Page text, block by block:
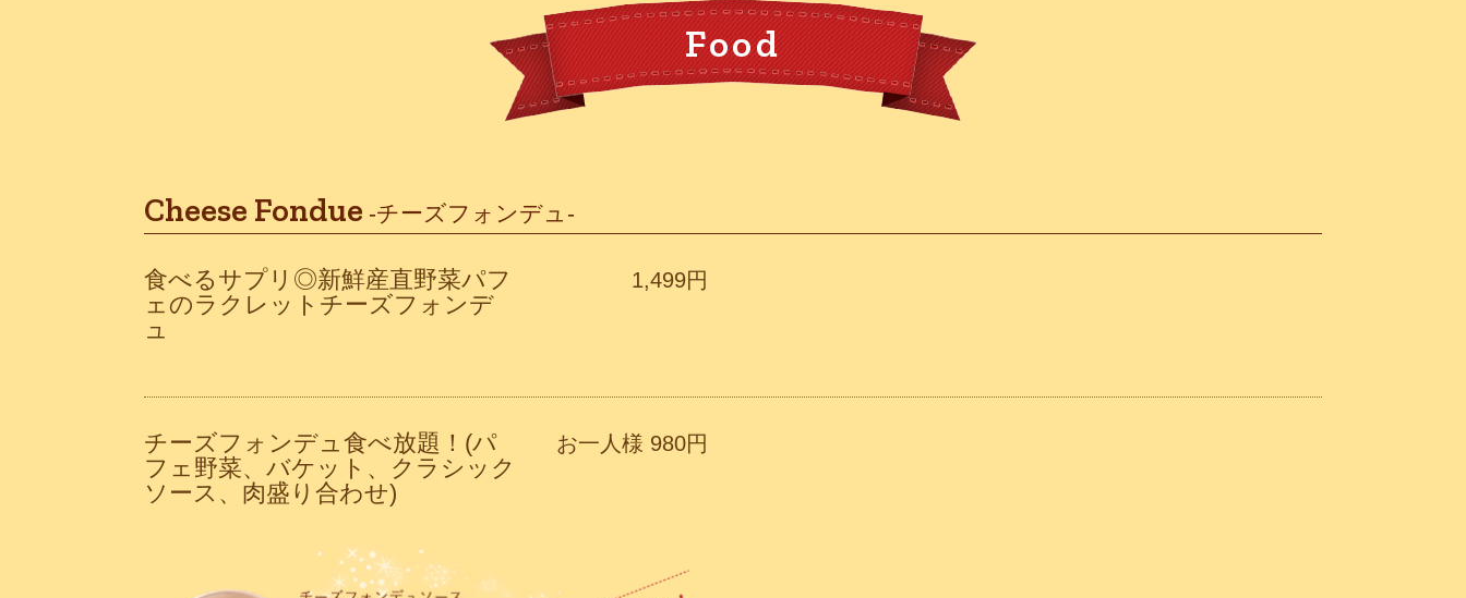
Food
Cheese Fondue -チーズフォンデュ-
食べるサプリ◎新鮮産直野菜パフ
ェのラクレットチーズフォンデ
ュ
1,499円
チーズフォンデュ食べ放題！(パ
フェ野菜、バケット、クラシック
ソース、肉盛り合わせ)
お一人様 980円